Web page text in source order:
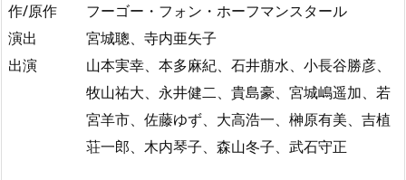
作/原作
フーゴー・フォン・ホーフマンスタール
演出
宮城聰、寺内亜矢子
出演
山本実幸、本多麻紀、石井萠水、小長谷勝彦、
牧山祐大、永井健二、貴島豪、宮城嶋遥加、若
宮羊市、佐藤ゆず、大高浩一、榊原有美、吉植
荘一郎、木内琴子、森山冬子、武石守正